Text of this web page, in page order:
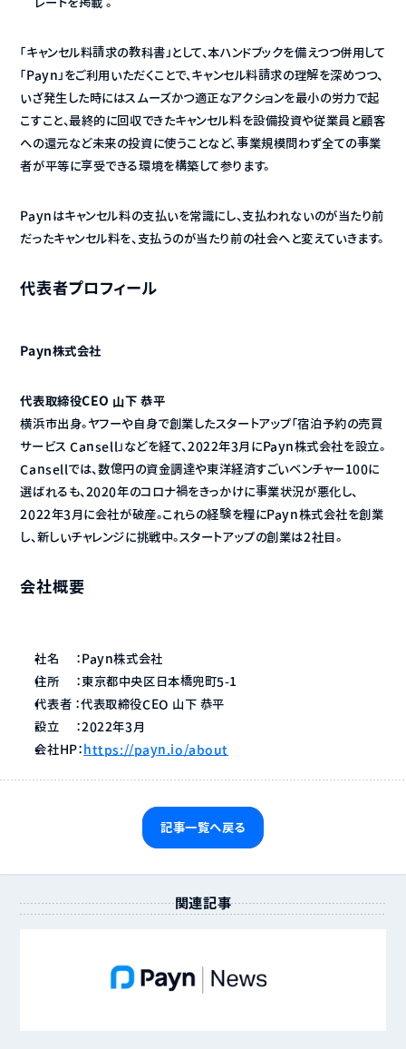
レートを掲載 。
「キャンセル料請求の教科書」として、本ハンドブックを備えつつ併用して
「Payn」をご利用いただくことで、キャンセル料請求の理解を深めつつ、
いざ発生した時にはスムーズかつ適正なアクションを最小の労力で起
こすこと、最終的に回収できたキャンセル料を設備投資や従業員と顧客
への還元など未来の投資に使うことなど、事業規模問わず全ての事業
者が平等に享受できる環境を構築して参ります。
Paynはキャンセル料の支払いを常識にし、支払われないのが当たり前
だったキャンセル料を、支払うのが当たり前の社会へと変えていきます。
代表者プロフィール
Payn株式会社
代表取締役CEO 山下 恭平
横浜市出身。ヤフーや自身で創業したスタートアップ「宿泊予約の売買
サービス Cansell」などを経て、2022年3月にPayn株式会社を設立。
Cansellでは、数億円の資金調達や東洋経済すごいベンチャー100に
選ばれるも、2020年のコロナ禍をきっかけに事業状況が悪化し、
2022年3月に会社が破産。これらの経験を糧にPayn株式会社を創業
し、新しいチャレンジに挑戦中。スタートアップの創業は2社目。
会社概要
社名　 ：Payn株式会社
住所　 ：東京都中央区日本橋兜町5-1
代表者 ：代表取締役CEO 山下 恭平
設立　 ：2022年3月
会社HP： https://payn.io/about
記事一覧へ戻る
関連記事